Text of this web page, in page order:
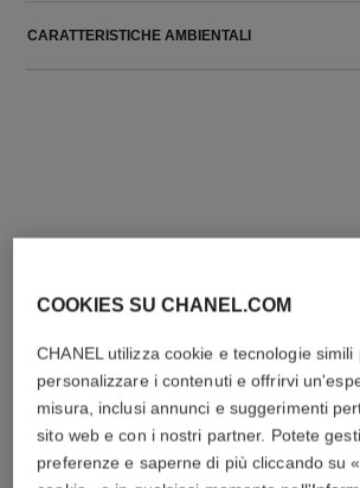
CARATTERISTICHE AMBIENTALI
COOKIES SU CHANEL.COM
CHANEL utilizza cookie e tecnologie simili
personalizzare i contenuti e offrirvi
misura, inclusi annunci e suggerimenti
sito web e con i nostri partner. Potete
preferenze e saperne di più cliccando su